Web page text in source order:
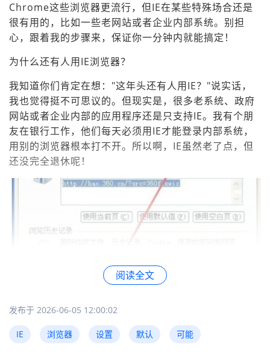
Chrome这些浏览器更流行，但IE在某些特殊场合还是
很有用的，比如一些老网站或者企业内部系统。别担
心，跟着我的步骤来，保证你一分钟内就能搞定！
为什么还有人用IE浏览器？
我知道你们肯定在想："这年头还有人用IE？"说实话，
我也觉得挺不可思议的。但现实是，很多老系统、政府
网站或者企业内部的应用程序还是只支持IE。我有个朋
友在银行工作，他们每天必须用IE才能登录内部系统，
用别的浏览器根本打不开。所以啊，IE虽然老了点，但
还没完全退休呢！
阅读全文
发布于 2026-06-05 12:00:02
IE 浏览器 设置 默认 可能